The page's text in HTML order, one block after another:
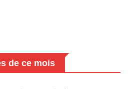
de ce mois